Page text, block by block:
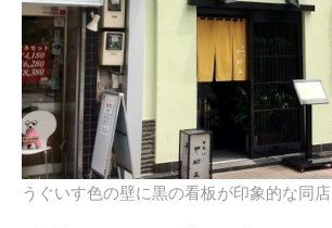
うぐいす色の壁に黒の看板が印象的な同店